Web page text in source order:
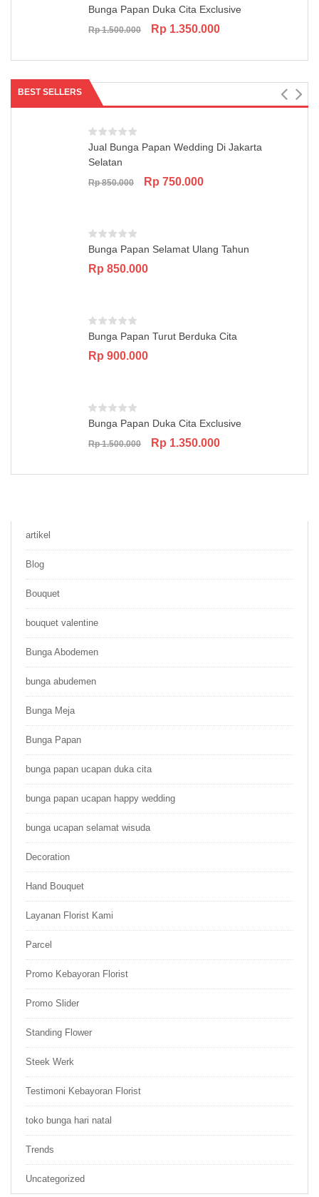
Bunga Papan Duka Cita Exclusive
Rp1.500.000
Original
Rp 1.350.000Current
BEST SELLERS
Jual Bunga Papan Wedding Di Jakarta
Selatan
Rp850.000
Original
Rp 750.000Current
Bunga Papan Selamat Ulang Tahun
Rp 850.000
Bunga Papan Turut Berduka Cita
Rp 900.000
Bunga Papan Duka Cita Exclusive
Rp1.500.000
Original
Rp 1.350.000Current
artikel
Blog
Bouquet
bouquet valentine
Bunga Abodemen
bunga abudemen
Bunga Meja
Bunga Papan
bunga papan ucapan duka cita
bunga papan ucapan happy wedding
bunga ucapan selamat wisuda
Decoration
Hand Bouquet
Layanan Florist Kami
Parcel
Promo Kebayoran Florist
Promo Slider
Standing Flower
Steek Werk
Testimoni Kebayoran Florist
toko bunga hari natal
Trends
Uncategorized